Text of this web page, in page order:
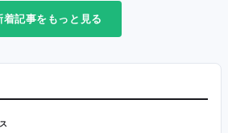
着記事をもっと見る